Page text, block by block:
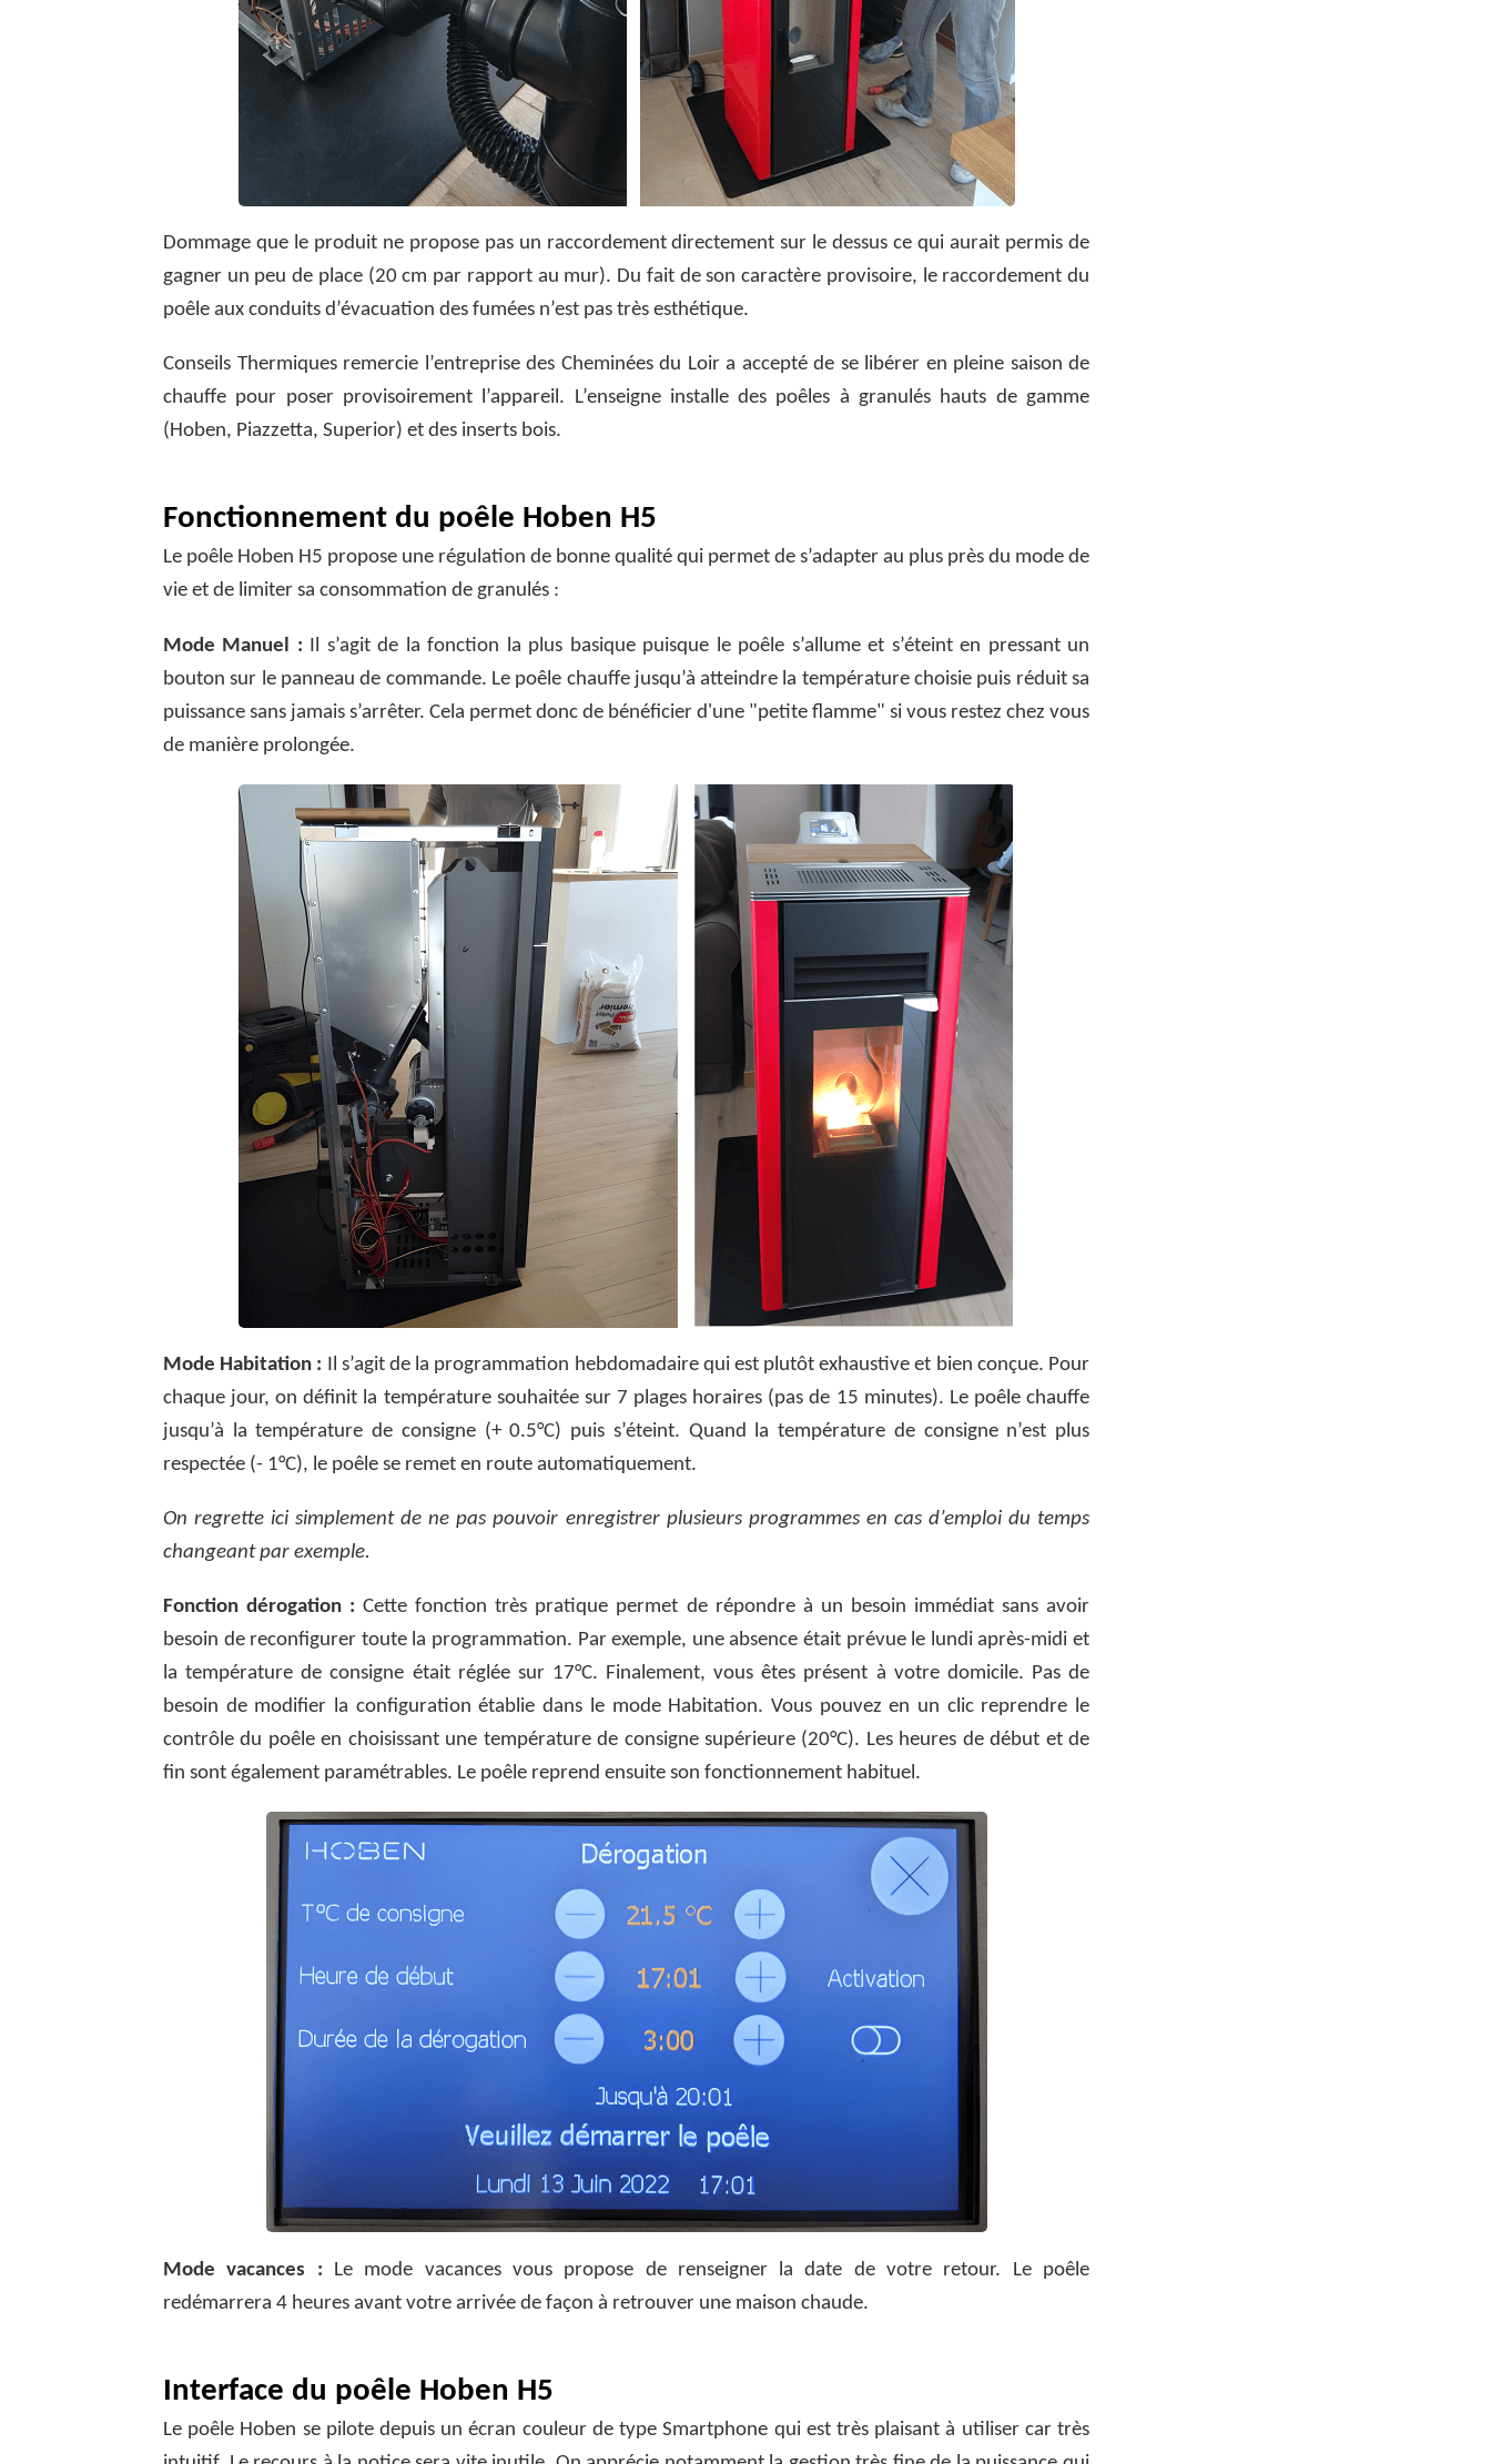
Dommage que le produit ne propose pas un raccordement directement sur le dessus ce qui aurait permis de
gagner un peu de place (20 cm par rapport au mur). Du fait de son caractère provisoire, le raccordement du
poêle aux conduits d’évacuation des fumées n’est pas très esthétique.
Conseils Thermiques remercie l’entreprise des Cheminées du Loir a accepté de se libérer en pleine saison de
chauffe pour poser provisoirement l’appareil. L’enseigne installe des poêles à granulés hauts de gamme
(Hoben, Piazzetta, Superior) et des inserts bois.
Fonctionnement du poêle Hoben H5
Le poêle Hoben H5 propose une régulation de bonne qualité qui permet de s’adapter au plus près du mode de
vie et de limiter sa consommation de granulés :
Mode Manuel : Il s’agit de la fonction la plus basique puisque le poêle s’allume et s’éteint en pressant un
bouton sur le panneau de commande. Le poêle chauffe jusqu’à atteindre la température choisie puis réduit sa
puissance sans jamais s’arrêter. Cela permet donc de bénéficier d'une "petite flamme" si vous restez chez vous
de manière prolongée.
Mode Habitation : Il s’agit de la programmation hebdomadaire qui est plutôt exhaustive et bien conçue. Pour
chaque jour, on définit la température souhaitée sur 7 plages horaires (pas de 15 minutes). Le poêle chauffe
jusqu’à la température de consigne (+ 0.5°C) puis s’éteint. Quand la température de consigne n’est plus
respectée (- 1°C), le poêle se remet en route automatiquement.
On regrette ici simplement de ne pas pouvoir enregistrer plusieurs programmes en cas d’emploi du temps
changeant par exemple.
Fonction dérogation : Cette fonction très pratique permet de répondre à un besoin immédiat sans avoir
besoin de reconfigurer toute la programmation. Par exemple, une absence était prévue le lundi après-midi et
la température de consigne était réglée sur 17°C. Finalement, vous êtes présent à votre domicile. Pas de
besoin de modifier la configuration établie dans le mode Habitation. Vous pouvez en un clic reprendre le
contrôle du poêle en choisissant une température de consigne supérieure (20°C). Les heures de début et de
fin sont également paramétrables. Le poêle reprend ensuite son fonctionnement habituel.
Mode vacances : Le mode vacances vous propose de renseigner la date de votre retour. Le poêle
redémarrera 4 heures avant votre arrivée de façon à retrouver une maison chaude.
Interface du poêle Hoben H5
Le poêle Hoben se pilote depuis un écran couleur de type Smartphone qui est très plaisant à utiliser car très